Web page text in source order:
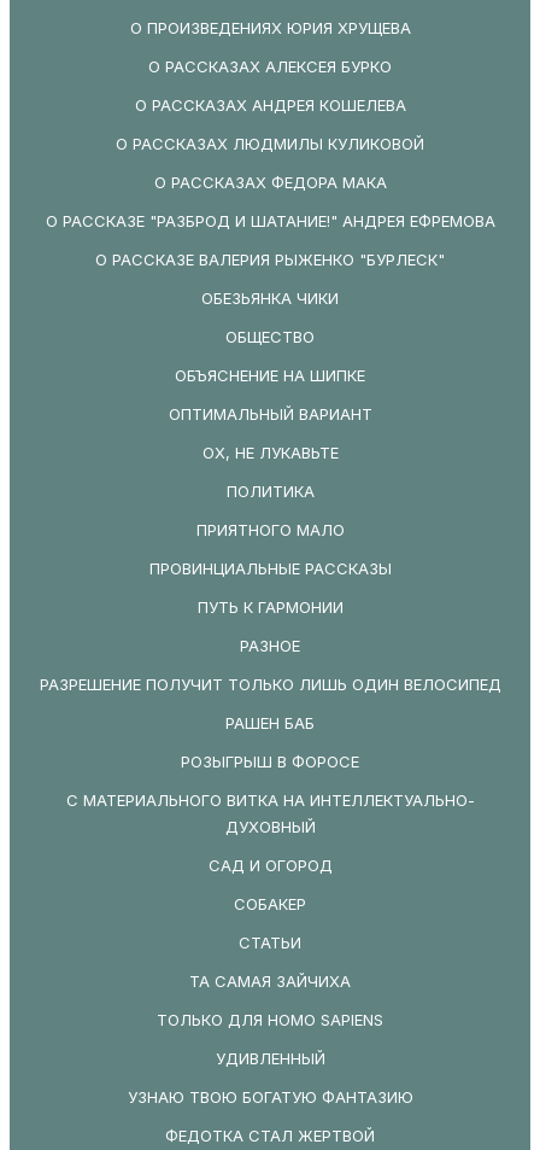
О ПРОИЗВЕДЕНИЯХ ЮРИЯ ХРУЩЕВА
О РАССКАЗАХ АЛЕКСЕЯ БУРКО
О РАССКАЗАХ АНДРЕЯ КОШЕЛЕВА
О РАССКАЗАХ ЛЮДМИЛЫ КУЛИКОВОЙ
О РАССКАЗАХ ФЕДОРА МАКА
О РАССКАЗЕ "РАЗБРОД И ШАТАНИЕ!" АНДРЕЯ ЕФРЕМОВА
О РАССКАЗЕ ВАЛЕРИЯ РЫЖЕНКО "БУРЛЕСК"
ОБЕЗЬЯНКА ЧИКИ
ОБЩЕСТВО
ОБЪЯСНЕНИЕ НА ШИПКЕ
ОПТИМАЛЬНЫЙ ВАРИАНТ
ОХ, НЕ ЛУКАВЬТЕ
ПОЛИТИКА
ПРИЯТНОГО МАЛО
ПРОВИНЦИАЛЬНЫЕ РАССКАЗЫ
ПУТЬ К ГАРМОНИИ
РАЗНОЕ
РАЗРЕШЕНИЕ ПОЛУЧИТ ТОЛЬКО ЛИШЬ ОДИН ВЕЛОСИПЕД
РАШЕН БАБ
РОЗЫГРЫШ В ФОРОСЕ
С МАТЕРИАЛЬНОГО ВИТКА НА ИНТЕЛЛЕКТУАЛЬНО-
ДУХОВНЫЙ
САД И ОГОРОД
СОБАКЕР
СТАТЬИ
ТА САМАЯ ЗАЙЧИХА
ТОЛЬКО ДЛЯ HOMO SAPIENS
УДИВЛЕННЫЙ
УЗНАЮ ТВОЮ БОГАТУЮ ФАНТАЗИЮ
ФЕДОТКА СТАЛ ЖЕРТВОЙ